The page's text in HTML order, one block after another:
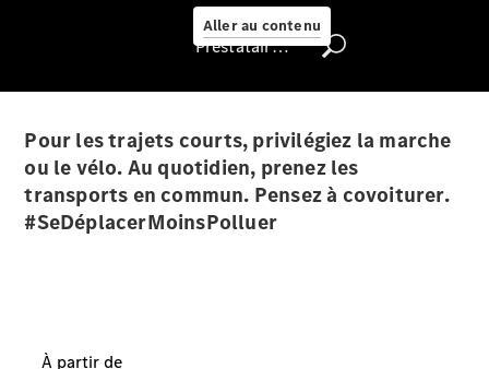
Aller au contenu
véhicule
Rechercher
un
Distributeur
Prestataire / Protection des données
Pour les trajets courts, privilégiez la marche
ou le vélo. Au quotidien, prenez les
transports en commun. Pensez à covoiturer.
#SeDéplacerMoinsPolluer